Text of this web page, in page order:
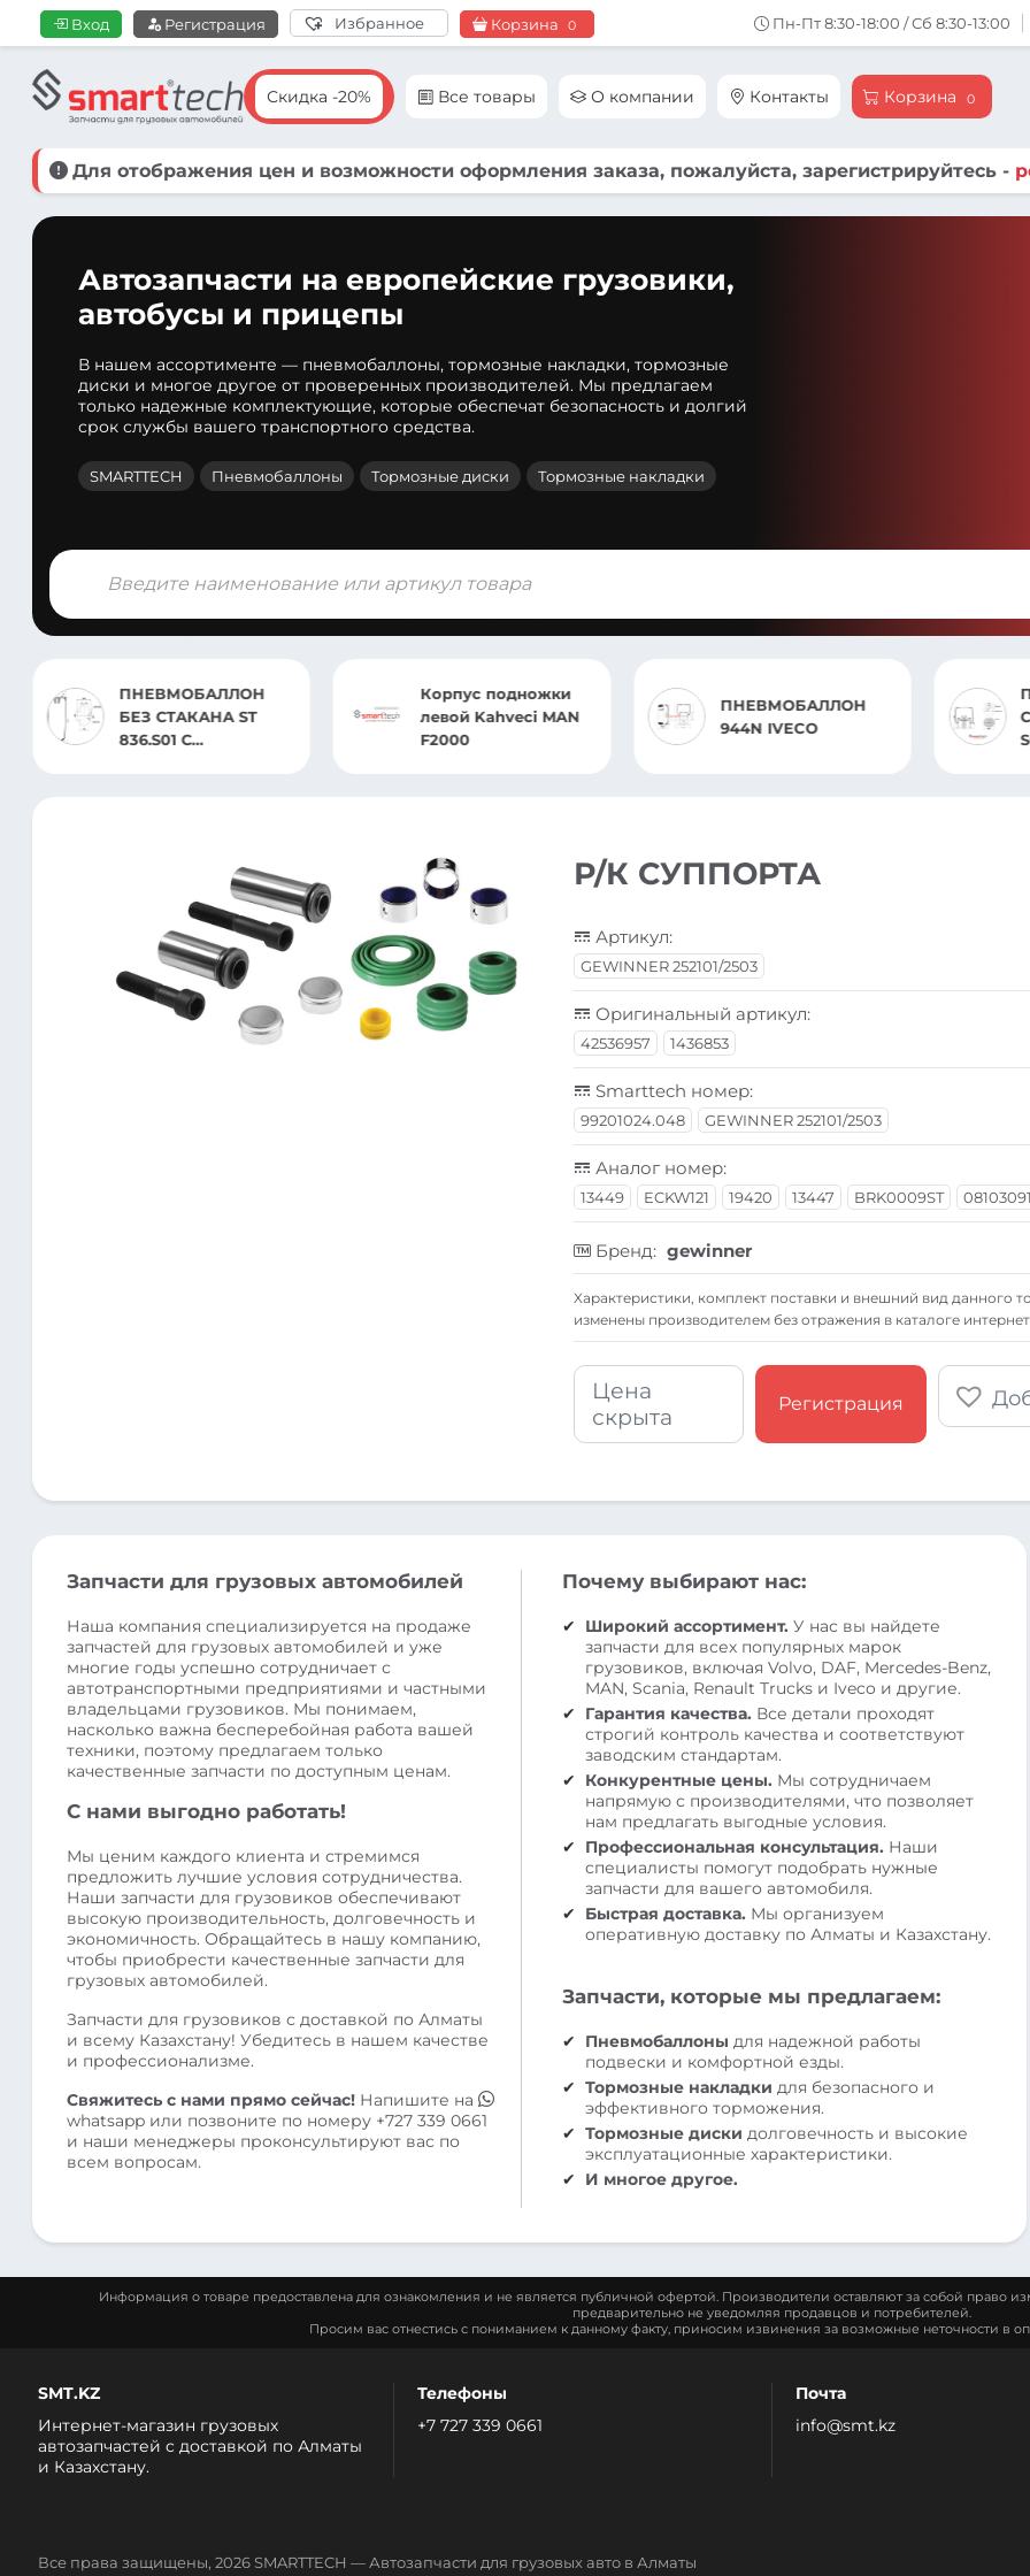
Вход Регистрация Избранное Корзина 0 Пн-Пт 8:30-18:00 / Сб 8:30-13:00
Скидка -20% Все товары О компании Контакты Корзина 0
Для отображения цен и возможности оформления заказа, пожалуйста, зарегистрируйтесь -
Автозапчасти на европейские грузовики,
автобусы и прицепы
В нашем ассортименте — пневмобаллоны, тормозные накладки, тормозные
диски и многое другое от проверенных производителей. Мы предлагаем
только надежные комплектующие, которые обеспечат безопасность и долгий
срок службы вашего транспортного средства.
SMARTTECH Пневмобаллоны Тормозные диски Тормозные накладки
Поиск
товаров
СТАКАНА ST
Корпус подножки
левой Kahveci MAN
ПНЕВМОБАЛЛОН
944N IVECO
ПНЕВМОБАЛЛОН
СБОРЕ ST
Р/К СУППОРТА
Артикул:
GEWINNER 252101/2503
Оригинальный артикул:
42536957 1436853
Smarttech номер:
99201024.048 GEWINNER 252101/2503
Аналог номер:
13449 ECKW121 19420 13447 BRK0009ST
Бренд: gewinner
Xарактеристики, комплект поставки и внешний вид данного
изменены производителем без отражения в каталоге
Цена
скрыта
Регистрация
Запчасти для грузовых автомобилей
Наша компания специализируется на продаже
запчастей для грузовых автомобилей и уже
многие годы успешно сотрудничает с
автотранспортными предприятиями и частными
владельцами грузовиков. Мы понимаем,
насколько важна бесперебойная работа вашей
техники, поэтому предлагаем только
качественные запчасти по доступным ценам.
С нами выгодно работать!
Мы ценим каждого клиента и стремимся
предложить лучшие условия сотрудничества.
Наши запчасти для грузовиков обеспечивают
высокую производительность, долговечность и
экономичность. Обращайтесь в нашу компанию,
чтобы приобрести качественные запчасти для
грузовых автомобилей.
Запчасти для грузовиков с доставкой по Алматы
и всему Казахстану! Убедитесь в нашем качестве
и профессионализме.
Свяжитесь с нами прямо сейчас! Напишите на
whatsapp или позвоните по номеру +727 339 0661
и наши менеджеры проконсультируют вас по
всем вопросам.
Почему выбирают нас:
Широкий ассортимент. У нас вы найдете
запчасти для всех популярных марок
грузовиков, включая Volvo, DAF, Mercedes-Benz,
MAN, Scania, Renault Trucks и Iveco и другие.
Гарантия качества. Все детали проходят
строгий контроль качества и соответствуют
заводским стандартам.
Конкурентные цены. Мы сотрудничаем
напрямую с производителями, что позволяет
нам предлагать выгодные условия.
Профессиональная консультация. Наши
специалисты помогут подобрать нужные
запчасти для вашего автомобиля.
Быстрая доставка. Мы организуем
оперативную доставку по Алматы и Казахстану.
Запчасти, которые мы предлагаем:
Пневмобаллоны для надежной работы
подвески и комфортной езды.
Тормозные накладки для безопасного и
эффективного торможения.
Тормозные диски долговечность и высокие
эксплуатационные характеристики.
И многое другое.
Информация о товаре предоставлена для ознакомления и не является публичной офертой. Производители оставляют за собой право
предварительно не уведомляя продавцов и потребителей.
Просим вас отнестись с пониманием к данному факту, приносим извинения за возможные неточности в
SMT.KZ
Интернет-магазин грузовых
автозапчастей c доставкой по Алматы
и Казахстану.
Телефоны
+7 727 339 0661
Почта
info@smt.kz
Все права защищены, 2026 SMARTTECH — Автозапчасти для грузовых авто в Алматы